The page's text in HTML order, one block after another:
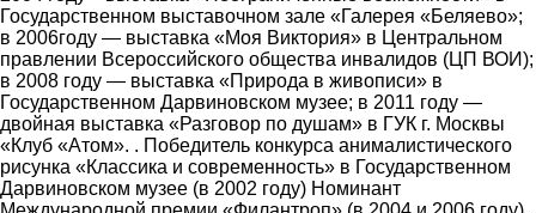
Государственном выставочном зале «Галерея «Беляево»;
в 2006году ― выставка «Моя Виктория» в Центральном
правлении Всероссийского общества инвалидов (ЦП ВОИ);
в 2008 году ― выставка «Природа в живописи» в
Государственном Дарвиновском музее; в 2011 году ―
двойная выставка «Разговор по душам» в ГУК г. Москвы
«Клуб «Атом». . Победитель конкурса анималистического
рисунка «Классика и современность» в Государственном
Дарвиновском музее (в 2002 году) Номинант